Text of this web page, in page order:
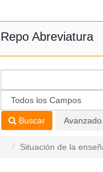
Repo Abreviatura
Buscar Avanzado
Situación de la